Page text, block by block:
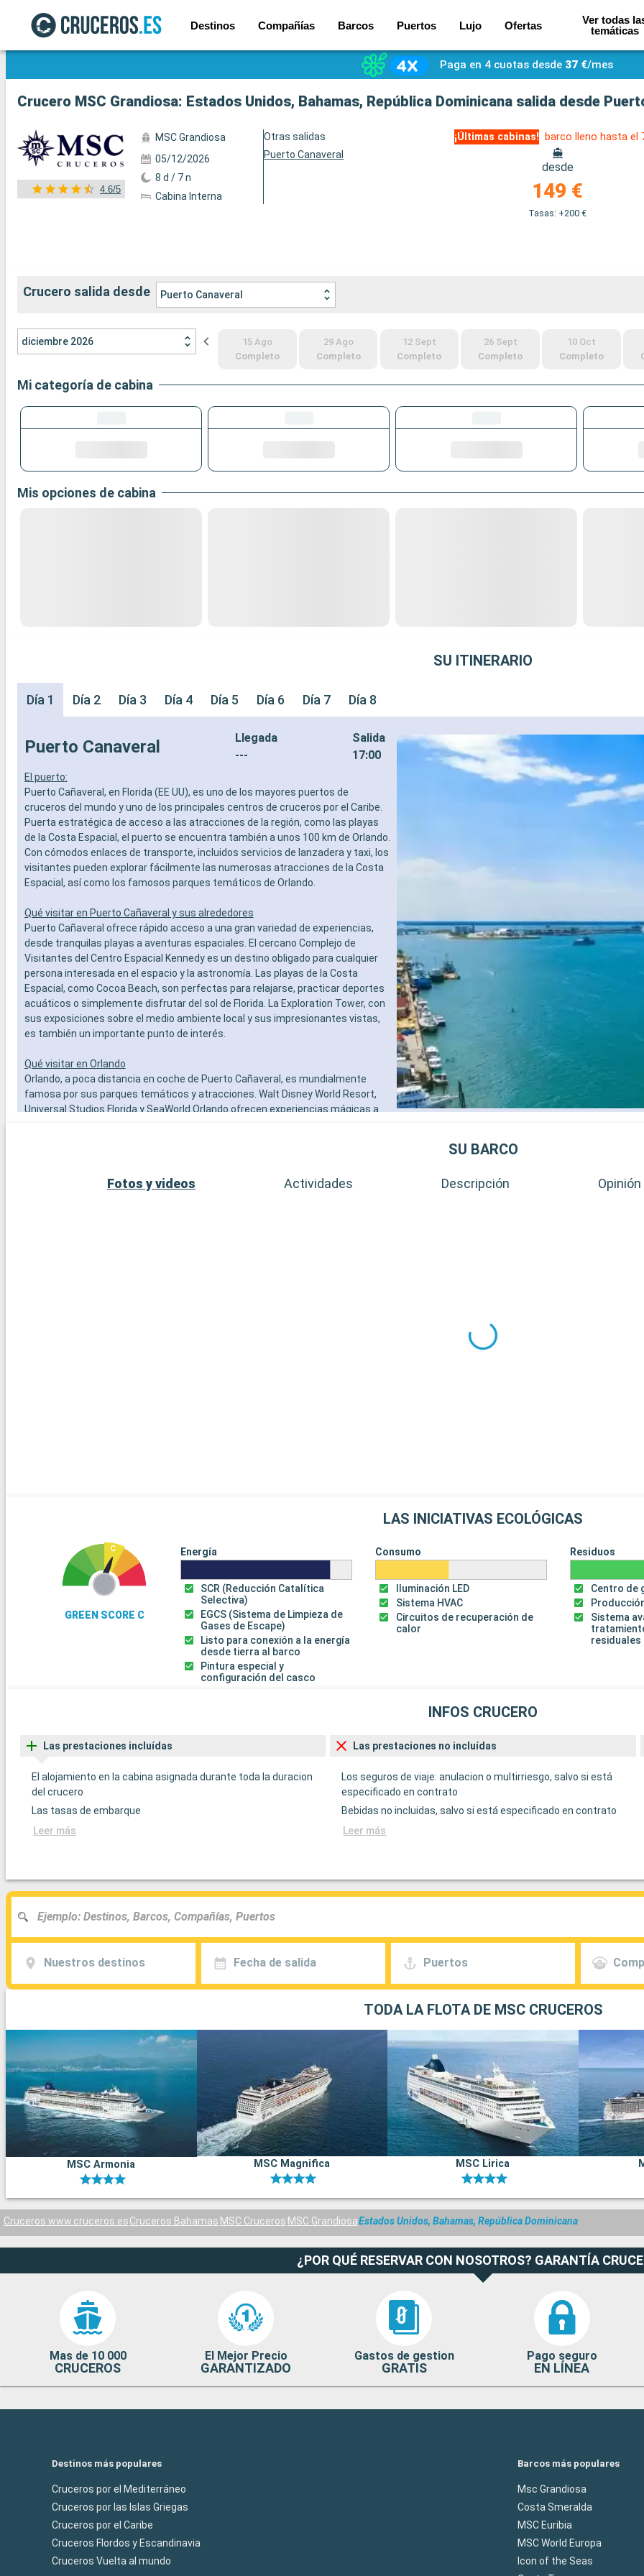
Destinos Compañías Barcos Puertos Lujo Ofertas
Ver todas
temáticas
Ver las 78 fotos
Paga en 4 cuotas desde37 €/mes
Crucero MSC Grandiosa: Estados Unidos, Bahamas, República Dominicana salida desde
4.6/5
MSC Grandiosa
05/12/2026
8 d / 7 n
Cabina Interna
Otras salidas
Puerto Canaveral
¡Últimas cabinas! barco lleno hasta el
desde
149 €
Tasas: +200 €
Crucero salida desde Puerto Canaveral
diciembre 2026
15 Ago
Completo
29 Ago
Completo
12 Sept
Completo
26 Sept
Completo
10 Oct
Completo
Mi categoría de cabina
Mis opciones de cabina
SU ITINERARIO
Día 1 Día 2 Día 3 Día 4 Día 5 Día 6 Día 7 Día 8
Puerto Canaveral
Llegada
---
Salida
17:00
El puerto:
Puerto Cañaveral, en Florida (EE UU), es uno de los mayores puertos de
cruceros del mundo y uno de los principales centros de cruceros por el Caribe.
Puerta estratégica de acceso a las atracciones de la región, como las playas
de la Costa Espacial, el puerto se encuentra también a unos 100 km de Orlando.
Con cómodos enlaces de transporte, incluidos servicios de lanzadera y taxi, los
visitantes pueden explorar fácilmente las numerosas atracciones de la Costa
Espacial, así como los famosos parques temáticos de Orlando.
Qué visitar en Puerto Cañaveral y sus alrededores
Puerto Cañaveral ofrece rápido acceso a una gran variedad de experiencias,
desde tranquilas playas a aventuras espaciales. El cercano Complejo de
Visitantes del Centro Espacial Kennedy es un destino obligado para cualquier
persona interesada en el espacio y la astronomía. Las playas de la Costa
Espacial, como Cocoa Beach, son perfectas para relajarse, practicar deportes
acuáticos o simplemente disfrutar del sol de Florida. La Exploration Tower, con
sus exposiciones sobre el medio ambiente local y sus impresionantes vistas,
es también un importante punto de interés.
Qué visitar en Orlando
Orlando, a poca distancia en coche de Puerto Cañaveral, es mundialmente
famosa por sus parques temáticos y atracciones. Walt Disney World Resort,
Universal Studios Florida y SeaWorld Orlando ofrecen experiencias mágicas a
museos de Orlando ofrecen un día más tranquilo pero igualmente gratificante.
SU BARCO
Fotos y videos Actividades Descripción
LAS INICIATIVAS ECOLÓGICAS
GREEN SCORE C
Energía
SCR (Reducción Catalítica
Selectiva)
EGCS (Sistema de Limpieza de
Gases de Escape)
Listo para conexión a la energía
desde tierra al barco
Pintura especial y
configuración del casco
Consumo
Iluminación LED
Sistema HVAC
Circuitos de recuperación de
calor
Residuos
Centro de
Sistema
residuales
INFOS CRUCERO
Las prestaciones incluídas
El alojamiento en la cabina asignada durante toda la duracion
del crucero
Las tasas de embarque
Leer más
Las prestaciones no incluídas
Los seguros de viaje: anulacion o multirriesgo, salvo si está
especificado en contrato
Bebidas no incluidas, salvo si está especificado en contrato
Leer más
Nuestros destinos Fecha de salida Puertos
TODA LA FLOTA DE MSC CRUCEROS
MSC Armonia MSC Magnifica MSC Lirica
Cruceros www.cruceros.esCruceros Bahamas MSC Cruceros MSC GrandiosaEstados Unidos, Bahamas, República Dominicana
¿POR QUÉ RESERVAR CON NOSOTROS? GARANTÍA
Mas de 10 000
CRUCEROS
El Mejor Precio
GARANTIZADO
Gastos de gestion
GRATIS
Pago seguro
EN LÍNEA
Destinos más populares
Cruceros por el Mediterráneo
Cruceros por las Islas Griegas
Cruceros por el Caribe
Cruceros Flordos y Escandinavia
Cruceros Vuelta al mundo
Barcos más populares
Msc Grandiosa
Costa Smeralda
MSC Euribia
MSC World Europa
Icon of the Seas